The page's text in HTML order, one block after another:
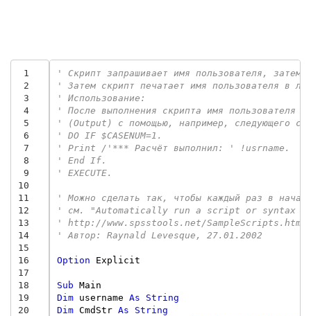
1
2
3
4
5
6
7
8
9
10
11
12
13
14
15
16
17
18
19
20
' Скрипт запрашивает имя пользователя, затем
' Затем скрипт печатает имя пользователя в
' Использование:
' После выполнения скрипта имя пользователя
' (Output) с помощью, например, следующего
' DO IF $CASENUM=1.
' Print /'*** Расчёт выполнил: ' !usrname.
' End If.
' EXECUTE.
' Можно сделать так, чтобы каждый раз в
' см. "Automatically run a script or syntax
' http://www.spsstools.net/
' Автор: Raynald Levesque, 27.01.2002
Option Explicit
Sub Main
Dim
username As
String
Dim CmdStr As
String